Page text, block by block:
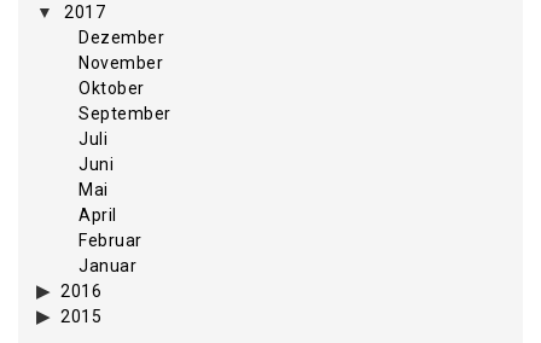
2017
Dezember
November
Oktober
September
Juli
Juni
Mai
April
Februar
Januar
2016
2015